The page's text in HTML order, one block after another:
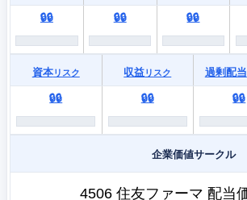
🔒🔒 🔒🔒 🔒🔒
資本リスク 収益リスク 過剰配当
🔒🔒 🔒🔒 🔒🔒
企業価値サークル